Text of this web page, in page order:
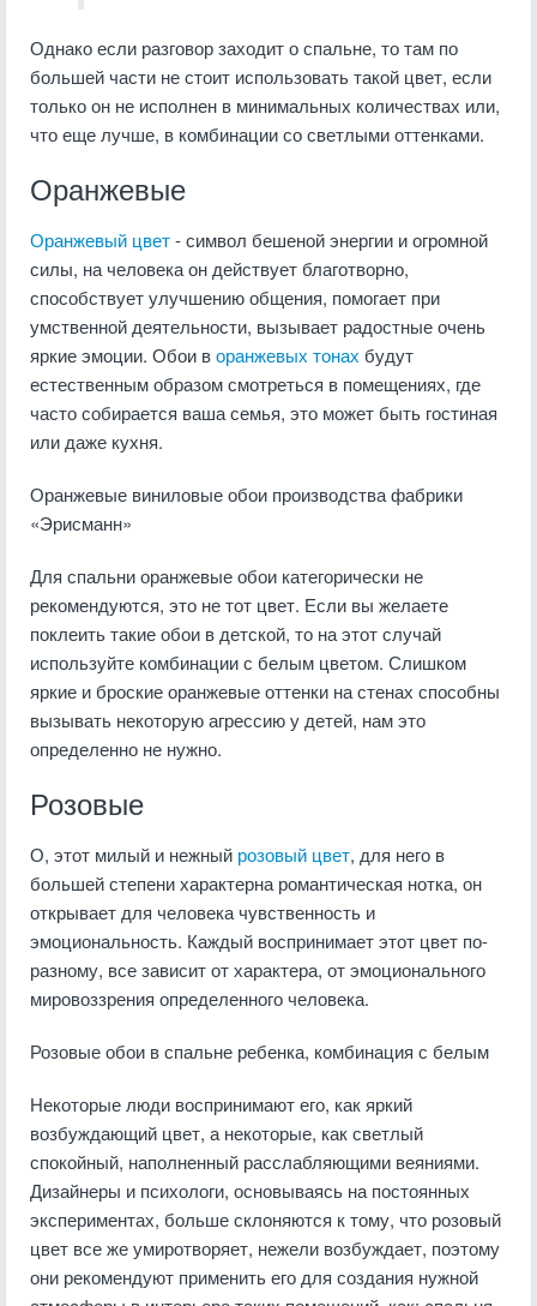
Однако если разговор заходит о спальне, то там по
большей части не стоит использовать такой цвет, если
только он не исполнен в минимальных количествах или,
что еще лучше, в комбинации со светлыми оттенками.
Оранжевые
Оранжевый цвет- символ бешеной энергии и огромной
силы, на человека он действует благотворно,
способствует улучшению общения, помогает при
умственной деятельности, вызывает радостные очень
яркие эмоции. Обои воранжевых тонах будут
естественным образом смотреться в помещениях, где
часто собирается ваша семья, это может быть гостиная
или даже кухня.
Оранжевые виниловые обои производства фабрики
«Эрисманн»
Для спальни оранжевые обои категорически не
рекомендуются, это не тот цвет. Если вы желаете
поклеить такие обои в детской, то на этот случай
используйте комбинации с белым цветом. Слишком
яркие и броские оранжевые оттенки на стенах способны
вызывать некоторую агрессию у детей, нам это
определенно не нужно.
Розовые
О, этот милый и нежный розовый цвет, для него в
большей степени характерна романтическая нотка, он
открывает для человека чувственность и
эмоциональность. Каждый воспринимает этот цвет по-
разному, все зависит от характера, от эмоционального
мировоззрения определенного человека.
Розовые обои в спальне ребенка, комбинация с белым
Некоторые люди воспринимают его, как яркий
возбуждающий цвет, а некоторые, как светлый
спокойный, наполненный расслабляющими веяниями.
Дизайнеры и психологи, основываясь на постоянных
экспериментах, больше склоняются к тому, что розовый
цвет все же умиротворяет, нежели возбуждает, поэтому
они рекомендуют применить его для создания нужной